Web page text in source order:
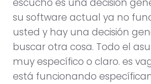
escucho es una decisión
su software actual ya no
usted y hay una decisión
buscar otra cosa. Todo el
muy específico o claro. es
está funcionando